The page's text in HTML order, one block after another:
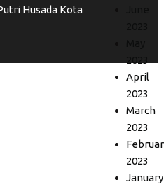
2023
April
2023
March
2023
2023
January
Husada Kota